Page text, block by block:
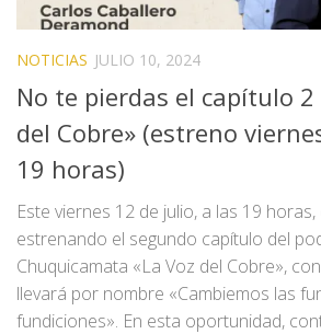
NOTICIAS JULIO 10, 2024
No te pierdas el capítulo 2
del Cobre» (estreno
19 horas)
Este viernes 12 de julio, a las 19
estrenando el segundo capítulo del
Chuquicamata «La Voz del Cobre»,
llevará por nombre «Cambiemos las
fundiciones». En esta oportunidad,